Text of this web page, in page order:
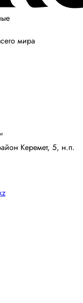
мира
Керемет, 5, н.п.